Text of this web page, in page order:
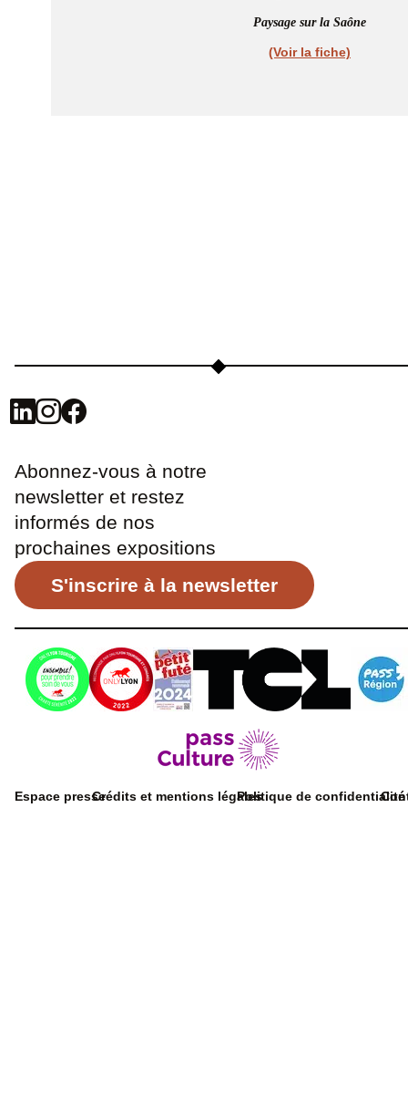
Paysage sur la Saône
(Voir la fiche)
Abonnez-vous à notre
newsletter et restez
informés de nos
prochaines expositions
S'inscrire à la newsletter
Espace presseCrédits et mentions légalesPolitique de confidentialité